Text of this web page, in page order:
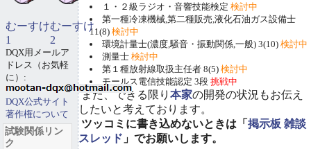
１・２級ラジオ・音響技能検定 検討中
第一種冷凍機械,第二種販売,液化石油ガス設備士
11(8) 検討中
環境計量士(濃度,騒音・振動関係,一般) 3(10) 検討中
測量士 検討中
第１種放射線取扱主任者 8(5) 検討中
モールス電信技能認定 3段 挑戦中
また、できる限り 本家の開発の状況もお伝え
したいと考えております。
ツッコミに書き込めないときは「 掲示板 雑談
スレッド 」でお願いします。
むーすけ
1
むーすけ
2
DQX用メールア
ドレス（お気軽
に）:
DQX公式サイト
著作権について
試験関係リン
ク